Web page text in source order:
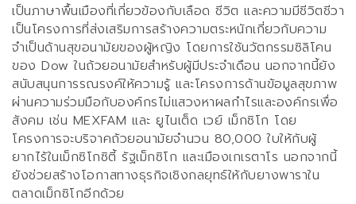
เป็นภาษาพื้นเมืองที่เกี่ยวข้องกับเลือด ชีวิต และความมีชีวิตชีวา
เป็นโครงการที่ส่งเสริมการสร้างความตระหนักเกี่ยวกับความ
จำเป็นด้านสุขอนามัยของผู้หญิง โดยการใช้นวัตกรรมซิลิโคน
ของ Dowในถ้วยอนามัยสำหรับผู้มีประจำเดือน นอกจากนี้ยัง
สนับสนุนการรณรงค์ให้ความรู้ และโครงการด้านข้อมูลสุขภาพ
ผ่านความร่วมมือกับองค์กรไม่แสวงหาผลกำไรและองค์กรเพื่อ
สังคม เช่น MEXFAM และ ยูไนเต็ด เวย์ เม็กซิโก โดย
โครงการจะบริจาคถ้วยอนามัยจำนวน 80,000ใบให้กับผู้
ยากไร้ในเม็กซิโกซิตี้ รัฐเม็กซิโก และเมืองเกเรตาโร นอกจากนี้
ยังช่วยสร้างโอกาสทางธุรกิจเชิงกลยุทธ์ให้กับยางพาราใน
ตลาดเม็กซิโกอีกด้วย